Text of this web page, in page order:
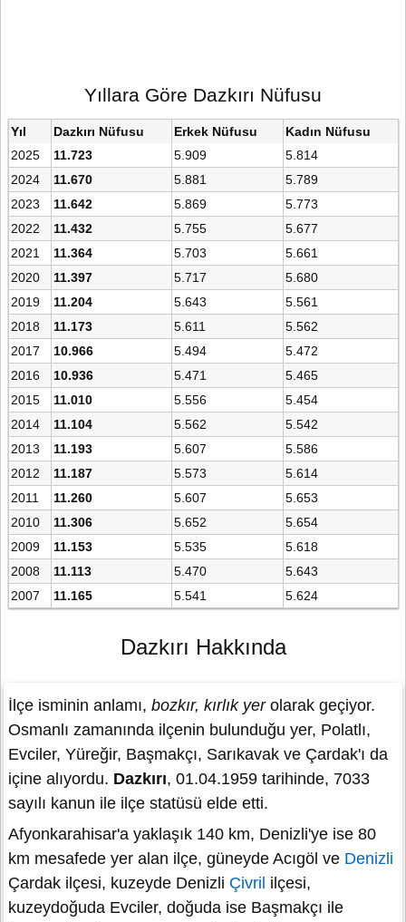
Yıllara Göre Dazkırı Nüfusu
Yıl Dazkırı Nüfusu Erkek Nüfusu
Kadın Nüfusu
2025
11.723 5.909
5.814
2024
11.670 5.881
5.789
2023
11.642 5.869
5.773
2022
11.432 5.755
5.677
2021
11.364 5.703
5.661
2020
11.397 5.717
5.680
2019
11.204 5.643
5.561
2018
11.173 5.611
5.562
2017
10.966 5.494
5.472
2016
10.936 5.471
5.465
2015
11.010 5.556
5.454
2014
11.104 5.562
5.542
2013
11.193 5.607
5.586
2012
11.187 5.573
5.614
2011
11.260 5.607
5.653
2010
11.306 5.652
5.654
2009
11.153 5.535
5.618
2008
11.113 5.470
5.643
2007
11.165 5.541 5.624
Dazkırı Hakkında
İlçe isminin anlamı, bozkır, kırlık yerolarak geçiyor.
Osmanlı zamanında ilçenin bulunduğu yer, Polatlı,
Evciler, Yüreğir, Başmakçı, Sarıkavak ve Çardak'ı da
içine alıyordu. Dazkırı, 01.04.1959 tarihinde, 7033
sayılı kanun ile ilçe statüsü elde etti.
Afyonkarahisar'a yaklaşık 140 km, Denizli'ye ise 80
km mesafede yer alan ilçe, güneyde Acıgöl ve Denizli
Çardak ilçesi, kuzeyde Denizli Çivril ilçesi,
kuzeydoğuda Evciler, doğuda ise Başmakçı ile